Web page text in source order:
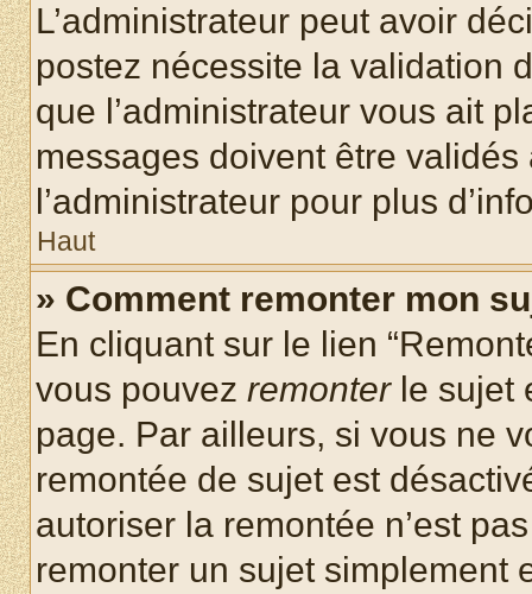
L’administrateur peut avoir
postez nécessite la validation
que l’administrateur vous ait
messages doivent être validés
l’administrateur pour plus
Haut
» Comment remonter mon
En cliquant sur le lien
vous pouvez remonterle sujet
page. Par ailleurs, si vous ne
remontée de sujet est
autoriser la remontée n’est
remonter un sujet simplement